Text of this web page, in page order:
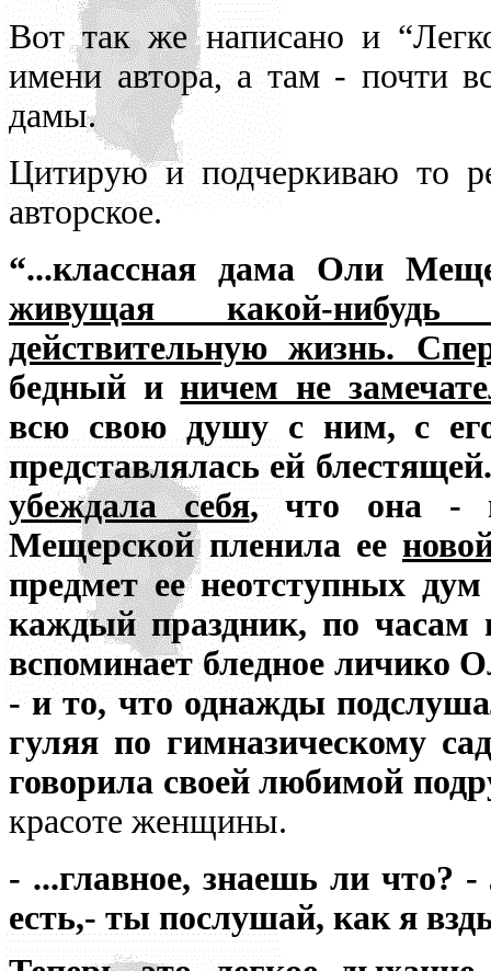
Вот так же написано и
имени автора, а там - почти
дамы.
Цитирую и подчеркиваю то
авторское.
“...классная дама Оли
живущая какой-
действительную жизнь.
бедный иничем не
всю свою душу с ним, с
представлялась ей
убеждала себя, что она -
Мещерской пленила ее
предмет ее неотступных
каждый праздник, по часам
вспоминает бледное личико
- и то, что однажды
гуляя по гимназическому
говорила своей любимой
красоте женщины.
- ...главное, знаешь ли что?
есть,- ты послушай, как я